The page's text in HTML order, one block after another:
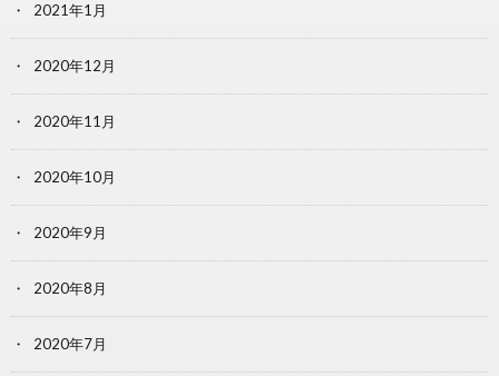
2021年1月
2020年12月
2020年11月
2020年10月
2020年9月
2020年8月
2020年7月